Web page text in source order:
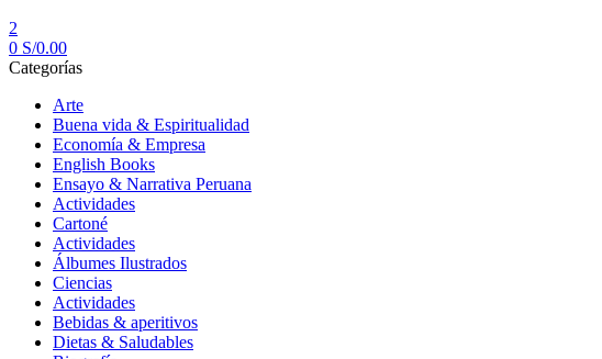
2
0 S/0.00
Categorías
Arte
Buena vida & Espiritualidad
Economía & Empresa
English Books
Ensayo & Narrativa Peruana
Actividades
Cartoné
Actividades
Álbumes Ilustrados
Ciencias
Actividades
Bebidas & aperitivos
Dietas & Saludables